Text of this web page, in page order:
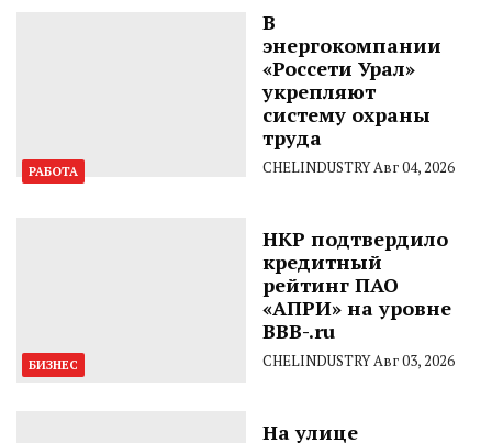
РАБОТА
В
энергокомпании
«Россети Урал»
укрепляют
систему охраны
труда
CHELINDUSTRYАвг 04, 2026
БИЗНЕС
НКР подтвердило
кредитный
рейтинг ПАО
«АПРИ» на уровне
BBB-.ru
CHELINDUSTRYАвг 03, 2026
На улице